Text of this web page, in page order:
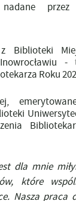
przez
z Biblioteki
-
Roku
dla mnie
które
Nasza praca